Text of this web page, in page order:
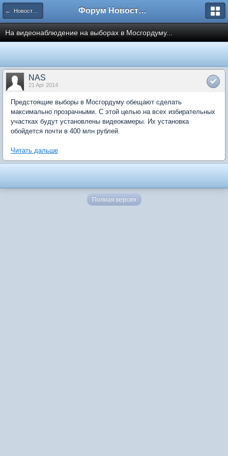
← Новости рынка недвижимости Форум Новостройки
На видеонаблюдение на выборах в Мосгордуму...
NAS
21 Apr 2014
Предстоящие выборы в Мосгордуму обещают сделать
максимально прозрачными. С этой целью на всех избирательных
участках будут установлены видеокамеры. Их установка
обойдется почти в 400 млн рублей.
Читать дальше
Полная версия